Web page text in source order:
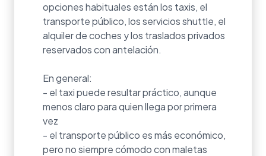
opciones habituales están los taxis, el
transporte público, los servicios shuttle, el
alquiler de coches y los traslados privados
reservados con antelación.
En general:
- el taxi puede resultar práctico, aunque
menos claro para quien llega por primera
vez
- el transporte público es más económico,
pero no siempre cómodo con maletas